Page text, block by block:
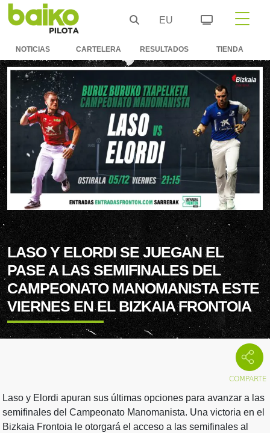
EU
NOTICIAS CARTELERA RESULTADOS TIENDA
LASO Y ELORDI SE JUEGAN EL
PASE A LAS SEMIFINALES DEL
CAMPEONATO MANOMANISTA ESTE
VIERNES EN EL BIZKAIA FRONTOIA
Laso y Elordi apuran sus últimas opciones para avanzar a las
semifinales del Campeonato Manomanista. Una victoria en el
Bizkaia Frontoia le otorgará el acceso a las semifinales al